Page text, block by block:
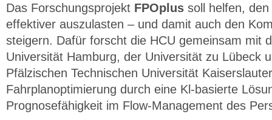
Das Forschungsprojekt FPOplus soll helfen,
effektiver auszulasten – und damit auch den
steigern. Dafür forscht die HCU gemeinsam mit
Universität Hamburg, der Universität zu Lübeck
Pfälzischen Technischen Universität
Fahrplanoptimierung durch eine Kl-basierte
Prognosefähigkeit im Flow-Management des